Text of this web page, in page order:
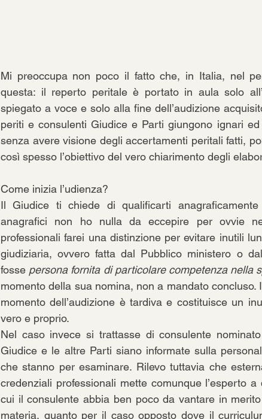
Mi preoccupa non poco il fatto che, in Italia, nel
questa: il reperto peritale è portato in aula solo
spiegato a voce e solo alla fine dell’audizione
periti e consulenti Giudice e Parti giungono ignari
senza avere visione degli accertamenti peritali fatti,
così spesso l’obiettivo del vero chiarimento degli
Come inizia l’udienza?
Il Giudice ti chiede di qualificarti
anagrafici non ho nulla da eccepire per ovvie
professionali farei una distinzione per evitare inutili
giudiziaria, ovvero fatta dal Pubblico ministero o
fosse persona fornita di particolare competenza nella
momento della sua nomina, non a mandato
momento dell’audizione è tardiva e costituisce un
vero e proprio.
Nel caso invece si trattasse di consulente
Giudice e le altre Parti siano informate sulla
che stanno per esaminare. Rilevo tuttavia che
credenziali professionali mette comunque l’esperto
cui il consulente abbia ben poco da vantare in
materia, quanto per il caso opposto dove il